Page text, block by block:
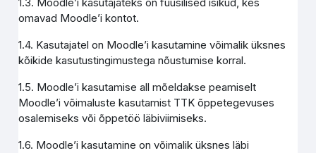
omavad Moodle’i kontot.
1.4. Kasutajatel on Moodle’i kasutamine võimalik üksnes
kõikide kasutustingimustega nõustumise korral.
1.5. Moodle’i kasutamise all mõeldakse peamiselt
Moodle’i võimaluste kasutamist TTK õppetegevuses
osalemiseks või õppetöö läbiviimiseks.
1.6. Moodle’i kasutamine on võimalik üksnes läbi